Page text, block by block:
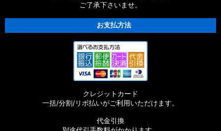
ご了承下さいませ。
お支払方法
クレジットカード
一括/分割/リボ払いがご利用いただけます。
代金引換